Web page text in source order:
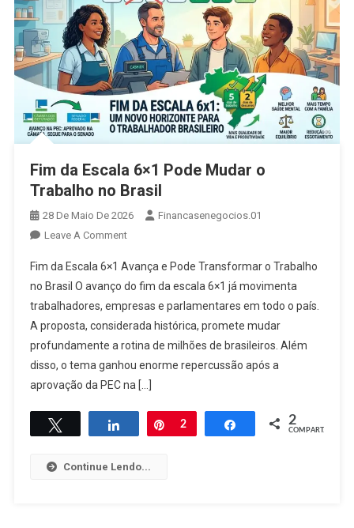
Fim da Escala 6×1 Pode Mudar o
Trabalho no Brasil
28 De Maio De 2026
Financasenegocios.01
Leave A CommentOn
Da
Escala
6×1
Pode
Mudar
O
Trabalho
Brasil
Fim da Escala 6×1 Avança e Pode Transformar o Trabalho
no Brasil O avanço do fim da escala 6×1 já movimenta
trabalhadores, empresas e parlamentares em todo o país.
A proposta, considerada histórica, promete mudar
profundamente a rotina de milhões de brasileiros. Além
disso, o tema ganhou enorme repercussão após a
aprovação da PEC na […]
Compartilhar
Pin
2 Compartilhar
2
COMPART.
Continue Lendo...